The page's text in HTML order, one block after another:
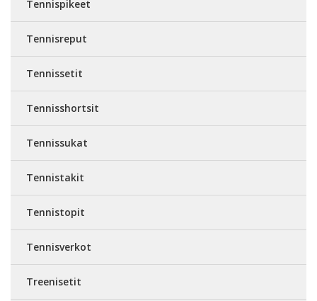
Tennispikeet
Tennisreput
Tennissetit
Tennisshortsit
Tennissukat
Tennistakit
Tennistopit
Tennisverkot
Treenisetit